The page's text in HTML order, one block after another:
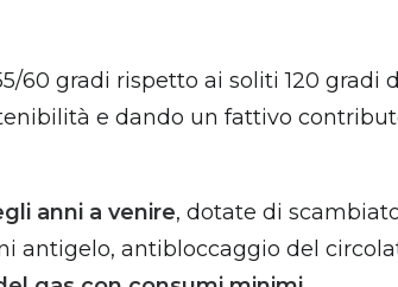
60 gradi rispetto ai soliti 120 gradi
e dando un fattivo
anni a venire, dotate di
antigelo, antibloccaggio del